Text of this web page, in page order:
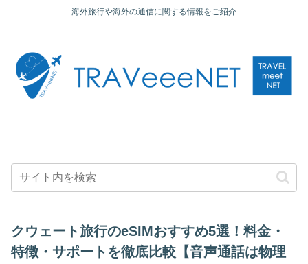
海外旅行や海外の通信に関する情報をご紹介
クウェート旅行のeSIMおすすめ5選！料金・
特徴・サポートを徹底比較【音声通話は物理